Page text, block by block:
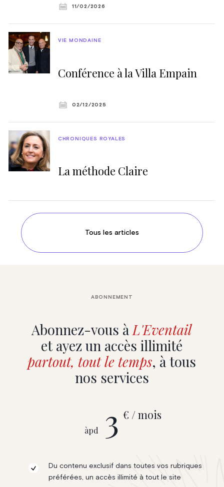
11/02/2026
Conférence à la Villa Empain
VIE MONDAINE
02/12/2025
La méthode Claire
CHRONIQUES ROYALES
Tous les articles
Abonnez-vous àL'Eventail
et ayez un accès illimité
partout, tout le temps, à tous
nos services
ABONNEMENT
àpd 3 € / mois
Du contenu exclusif dans toutes vos rubriques
préférées, un accès illimité à tout le site